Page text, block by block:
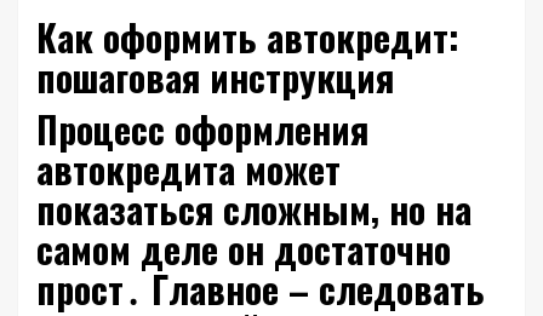
Как оформить автокредит:
пошаговая инструкция
Процесс оформления
автокредита может
показаться сложным‚ но на
самом деле он достаточно
прост․ Главное – следовать